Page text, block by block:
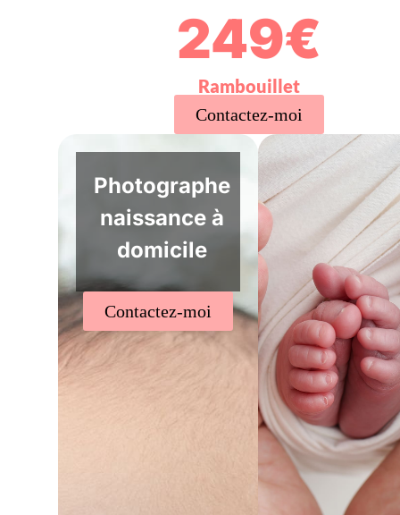
249€
Rambouillet
Contactez-moi
Photographe
naissance à
domicile
Contactez-moi